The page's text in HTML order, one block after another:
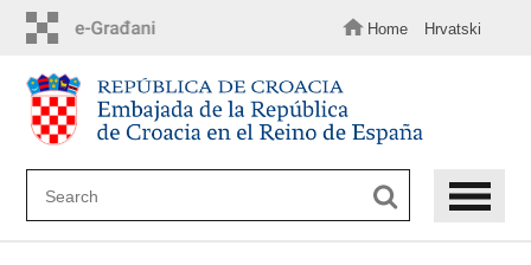
content
Home Hrvatski